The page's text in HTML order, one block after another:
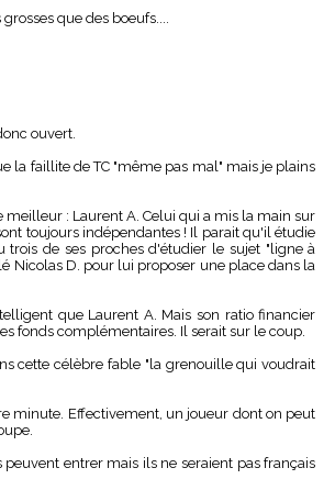
que des boeufs....
ouvert.
la faillite de TC "même pas mal" mais je plains
meilleur : Laurent A. Celui qui a mis la main sur
toujours indépendantes ! Il parait qu'il étudie
de ses proches d'étudier le sujet "ligne à
Nicolas D. pour lui proposer une place dans la
que Laurent A. Mais son ratio financier
fonds complémentaires. Il serait sur le coup.
cette célèbre fable "la grenouille qui voudrait
minute. Effectivement, un joueur dont on peut
entrer mais ils ne seraient pas français